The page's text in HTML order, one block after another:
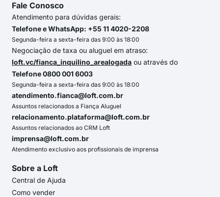
Fale Conosco
Atendimento para dúvidas gerais:
Telefone e WhatsApp: +55 11 4020-2208
Segunda-feira a sexta-feira das 9:00 às 18:00
Negociação de taxa ou aluguel em atraso:
loft.vc/fianca_inquilino_arealogada ou através do
Telefone 0800 001 6003
Segunda-feira a sexta-feira das 9:00 às 18:00
atendimento.fianca@loft.com.br
Assuntos relacionados a Fiança Aluguel
relacionamento.plataforma@loft.com.br
Assuntos relacionados ao CRM Loft
imprensa@loft.com.br
Atendimento exclusivo aos profissionais de imprensa
Sobre a Loft
Central de Ajuda
Como vender